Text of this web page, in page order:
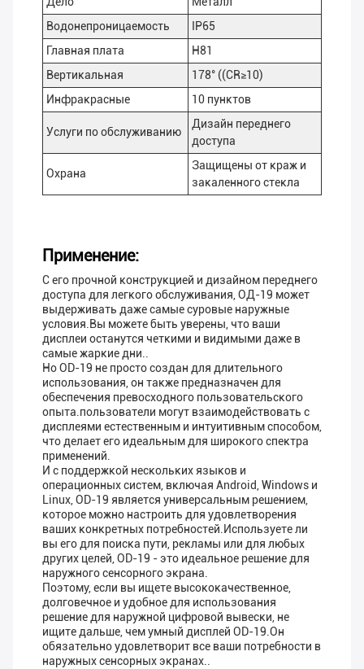
Водонепроницаемость
IP65
Главная плата
H81
Вертикальная
178° ((CR≥10)
Инфракрасные
10 пунктов
Услуги по обслуживанию
Дизайн переднего
доступа
Охрана
Защищены от краж и
закаленного стекла
Применение:
С его прочной конструкцией и дизайном переднего
доступа для легкого обслуживания, ОД-19 может
выдерживать даже самые суровые наружные
условия.Вы можете быть уверены, что ваши
дисплеи останутся четкими и видимыми даже в
самые жаркие дни..
Но OD-19 не просто создан для длительного
использования, он также предназначен для
обеспечения превосходного пользовательского
опыта.пользователи могут взаимодействовать с
дисплеями естественным и интуитивным способом,
что делает его идеальным для широкого спектра
применений.
И с поддержкой нескольких языков и
операционных систем, включая Android, Windows и
Linux, OD-19 является универсальным решением,
которое можно настроить для удовлетворения
ваших конкретных потребностей.Используете ли
вы его для поиска пути, рекламы или для любых
других целей, OD-19 - это идеальное решение для
наружного сенсорного экрана.
Поэтому, если вы ищете высококачественное,
долговечное и удобное для использования
решение для наружной цифровой вывески, не
ищите дальше, чем умный дисплей OD-19.Он
обязательно удовлетворит все ваши потребности в
наружных сенсорных экранах..